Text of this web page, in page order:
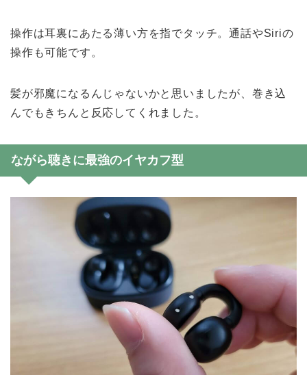
操作は耳裏にあたる薄い方を指でタッチ。通話やSiriの
操作も可能です。
髪が邪魔になるんじゃないかと思いましたが、巻き込
んでもきちんと反応してくれました。
ながら聴きに最強のイヤカフ型